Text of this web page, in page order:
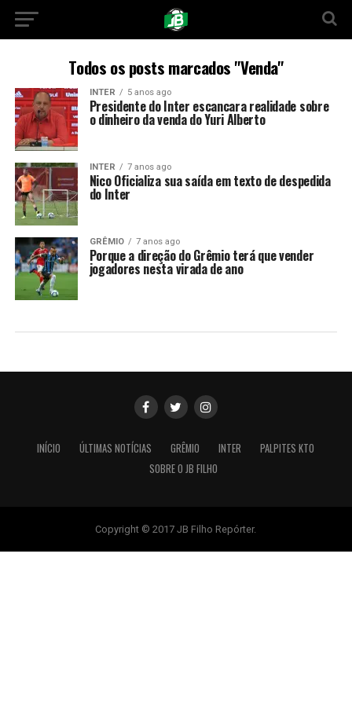
Todos os posts marcados "Venda"
INTER 5 anos ago
Presidente do Inter escancara realidade sobre
o dinheiro da venda do Yuri Alberto
INTER 7 anos ago
Nico Oficializa sua saída em texto de despedida
do Inter
GRÊMIO 7 anos ago
Porque a direção do Grêmio terá que vender
jogadores nesta virada de ano
INÍCIO ÚLTIMAS NOTÍCIAS GRÊMIO INTER
PALPITES KTO
SOBRE O JB FILHO
Copyright © 2017 JB Filho Repórter.